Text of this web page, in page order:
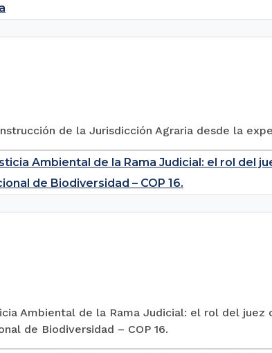
de la Jurisdicción Agraria desde la
Ambiental de la Rama Judicial: el rol del
de Biodiversidad – COP 16.
Ambiental de la Rama Judicial: el rol del juez
de Biodiversidad – COP 16.